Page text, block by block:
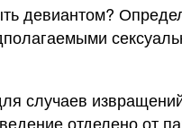
девиантом?
отделено от